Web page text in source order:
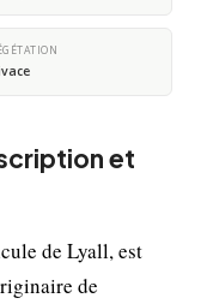
et
de Lyall, est
de